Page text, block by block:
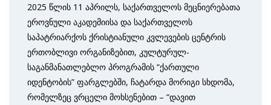
2025 წლის 11 აპრილს, საქართველოს მეცნიერებათა
ეროვნული აკადემიისა და საქართველოს
საპატრიარქოს ქრისტიანული კვლევების ცენტრის
ერთობლივი ორგანიზებით, კულტურულ-
საგანმანათლებლო პროგრამის “ქართული
იდენტობის” ფარგლებში, ჩატარდა მორიგი სხდომა,
რომელზეც ვრცელი მოხსენებით – “დავით